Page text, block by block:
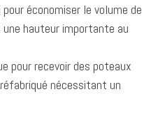
économiser le volume de
hauteur importante au
pour recevoir des poteaux
nécessitant un